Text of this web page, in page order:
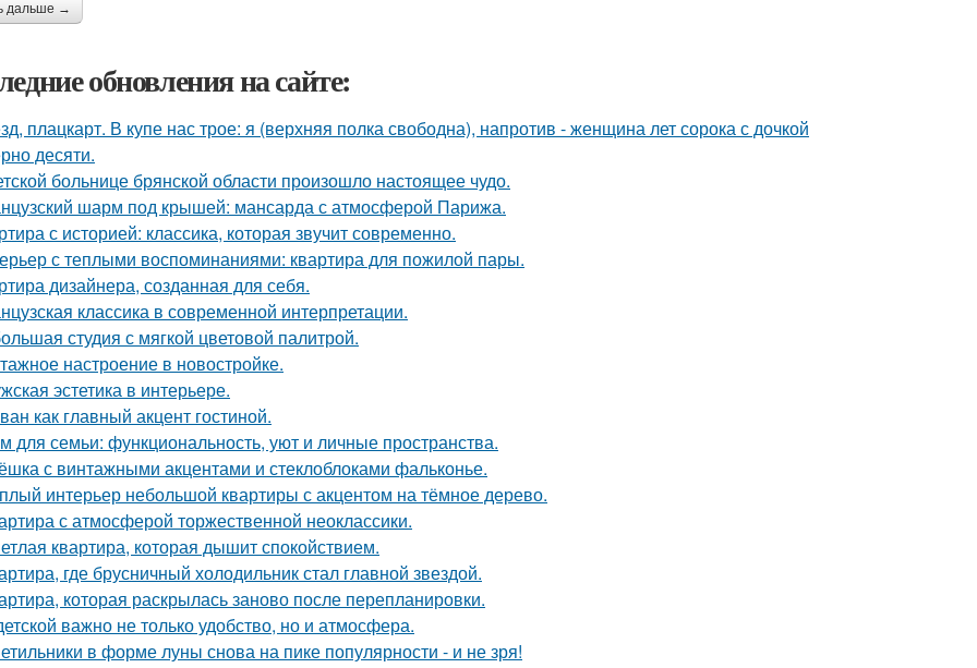
дальше →
обновления на сайте:
плацкарт. В купе нас трое: я (верхняя полка свободна), напротив - женщина лет сорока с дочкой
десяти.
больнице брянской области произошло настоящее чудо.
шарм под крышей: мансарда с атмосферой Парижа.
с историей: классика, которая звучит современно.
с теплыми воспоминаниями: квартира для пожилой пары.
дизайнера, созданная для себя.
классика в современной интерпретации.
студия с мягкой цветовой палитрой.
настроение в новостройке.
эстетика в интерьере.
как главный акцент гостиной.
для семьи: функциональность, уют и личные пространства.
с винтажными акцентами и стеклоблоками фальконье.
интерьер небольшой квартиры с акцентом на тёмное дерево.
с атмосферой торжественной неоклассики.
квартира, которая дышит спокойствием.
где брусничный холодильник стал главной звездой.
которая раскрылась заново после перепланировки.
важно не только удобство, но и атмосфера.
в форме луны снова на пике популярности - и не зря!